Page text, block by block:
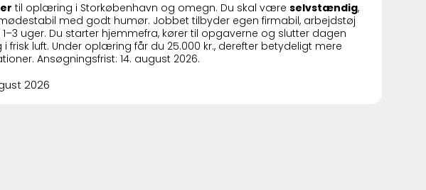
til oplæring i Storkøbenhavn og omegn. Du skal væreselvstændig,
med godt humør. Jobbet tilbyder egen firmabil, arbejdstøj
uger. Du starter hjemmefra, kører til opgaverne og slutter dagen
frisk luft. Under oplæring får du 25.000 kr., derefter betydeligt mere
Ansøgningsfrist: 14. august 2026.
2026